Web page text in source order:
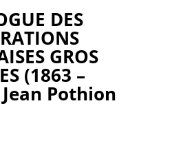
DES
GROS
(1863 –
Jean Pothion